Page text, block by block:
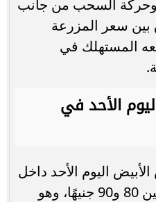
وحركة السحب من جانب
بين سعر المزرعة
المستهلك في
الأحد في
اليوم الأحد داخل
المزارع مستوى يتراوح بين 80 و90 جنيهًا، وهو